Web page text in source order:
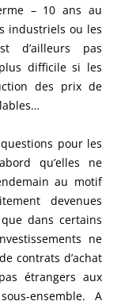
– 10 ans au
industriels ou les
d’ailleurs pas
difficile si les
des prix de
pour les
qu’elles ne
au motif
devenues
dans certains
ne
contrats d’achat
étrangers aux
ensemble. A